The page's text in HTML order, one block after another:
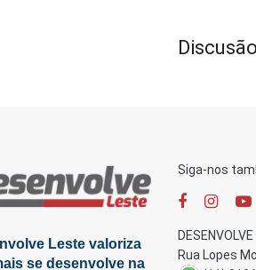
Leste valoriza
se desenvolve na
Siga-nos
Rua Lopes